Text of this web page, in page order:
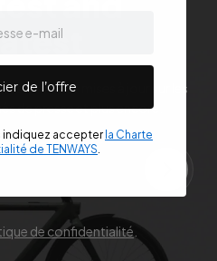
dernières mises à jour sur les
de presse et plus encore.
de confidentialité
de l’offre
indiquez accepter la Charte
de TENWAYS